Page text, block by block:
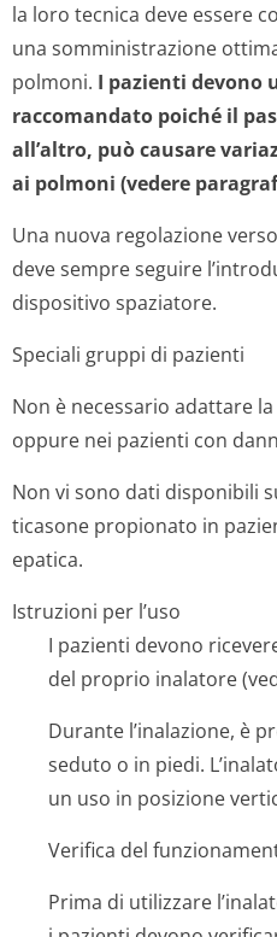
la loro tecnica deve essere
una somministrazione
polmoni. I pazienti devono
raccomandato poiché il
all’altro, può causare
ai polmoni (vedere
Una nuova regolazione
deve sempre seguire
dispositivo spaziatore.
Speciali gruppi di pazienti
Non è necessario adattare
oppure nei pazienti con
Non vi sono dati disponibili
ticasone propionato in
epatica.
Istruzioni per l’uso
I pazienti devono
del proprio inalatore
Durante l’inalazione, è
seduto o in piedi.
un uso in posizione
Verifica del
Prima di utilizzare